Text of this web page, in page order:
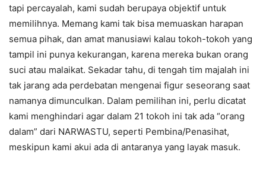
tapi percayalah, kami sudah berupaya objektif untuk
memilihnya. Memang kami tak bisa memuaskan harapan
semua pihak, dan amat manusiawi kalau tokoh-tokoh yang
tampil ini punya kekurangan, karena mereka bukan orang
suci atau malaikat. Sekadar tahu, di tengah tim majalah ini
tak jarang ada perdebatan mengenai figur seseorang saat
namanya dimunculkan. Dalam pemilihan ini, perlu dicatat
kami menghindari agar dalam 21 tokoh ini tak ada “orang
dalam” dari NARWASTU, seperti Pembina/Penasihat,
meskipun kami akui ada di antaranya yang layak masuk.